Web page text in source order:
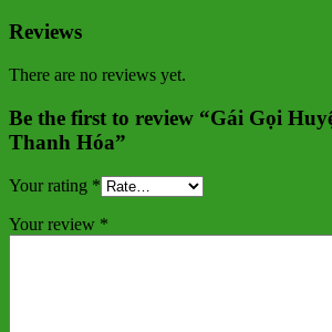
Reviews
There are no reviews yet.
Be the first to review “Gái Gọi
Thanh Hóa”
Your rating *
Your review *